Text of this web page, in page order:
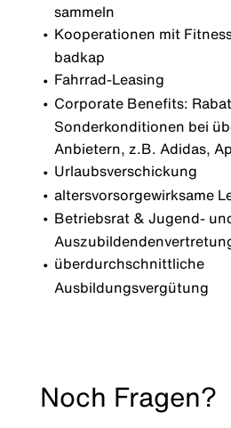
sammeln
Kooperationen mit
badkap
Fahrrad-Leasing
Corporate Benefits:
Sonderkonditionen bei
Anbietern, z.B. Adidas,
Urlaubsverschickung
altersvorsorgewirksame
Betriebsrat & Jugend-
überdurchschnittliche
Ausbildungsvergütung
Noch Fragen?